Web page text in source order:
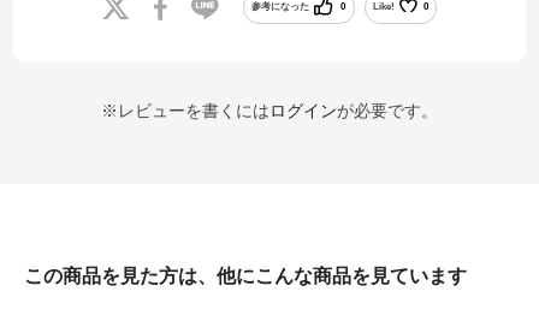
参考になった 0 Like! 0
※レビューを書くにはログインが必要です。
この商品を見た方は、他にこんな商品を見ています